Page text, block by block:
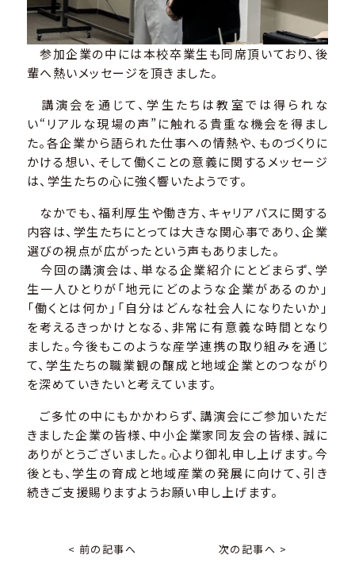
参加企業の中には本校卒業生も同席頂いており、後
輩へ熱いメッセージを頂きました。
講演会を通じて、学生たちは教室では得られな
い“リアルな現場の声”に触れる貴重な機会を得まし
た。各企業から語られた仕事への情熱や、ものづくりに
かける想い、そして働くことの意義に関するメッセージ
は、学生たちの心に強く響いたようです。
なかでも、福利厚生や働き方、キャリアパスに関する
内容は、学生たちにとっては大きな関心事であり、企業
選びの視点が広がったという声もありました。
今回の講演会は、単なる企業紹介にとどまらず、学
生一人ひとりが「地元にどのような企業があるのか」
「働くとは何か」「自分はどんな社会人になりたいか」
を考えるきっかけとなる、非常に有意義な時間となり
ました。今後もこのような産学連携の取り組みを通じ
て、学生たちの職業観の醸成と地域企業とのつながり
を深めていきたいと考えています。
ご多忙の中にもかかわらず、講演会にご参加いただ
きました企業の皆様、中小企業家同友会の皆様、誠に
ありがとうございました。心より御礼申し上げます。今
後とも、学生の育成と地域産業の発展に向けて、引き
続きご支援賜りますようお願い申し上げます。
< 前の記事へ 次の記事へ >